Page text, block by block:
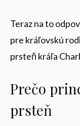
Teraz na to
pre kráľovskú
prsteň kráľa
Prečo
prsteň